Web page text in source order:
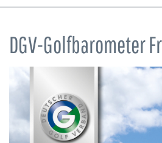
DGV-Golfbarometer